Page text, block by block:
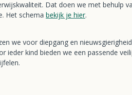
Dat doen we met behulp
Het schema bekijk je hier.
we voor diepgang en
ieder kind bieden we een passende